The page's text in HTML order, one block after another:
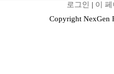
로그인 | 이 페
Copyright NexGen